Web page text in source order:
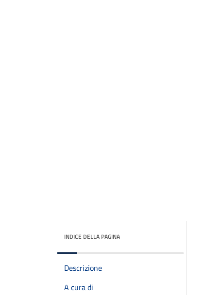
INDICE DELLA PAGINA
Descrizione
A cura di